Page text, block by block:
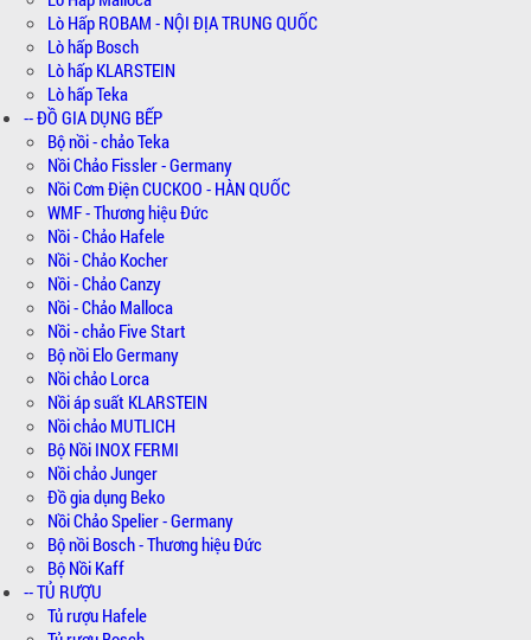
Lò Hấp ROBAM - NỘI ĐỊA TRUNG QUỐC
Lò hấp Bosch
Lò hấp KLARSTEIN
Lò hấp Teka
-- ĐỒ GIA DỤNG BẾP
Bộ nồi - chảo Teka
Nồi Chảo Fissler - Germany
Nồi Cơm Điện CUCKOO - HÀN QUỐC
WMF - Thương hiệu Đức
Nồi - Chảo Hafele
Nồi - Chảo Kocher
Nồi - Chảo Canzy
Nồi - Chảo Malloca
Nồi - chảo Five Start
Bộ nồi Elo Germany
Nồi chảo Lorca
Nồi áp suất KLARSTEIN
Nồi chảo MUTLICH
Bộ Nồi INOX FERMI
Nồi chảo Junger
Đồ gia dụng Beko
Nồi Chảo Spelier - Germany
Bộ nồi Bosch - Thương hiệu Đức
Bộ Nồi Kaff
-- TỦ RƯỢU
Tủ rượu Hafele